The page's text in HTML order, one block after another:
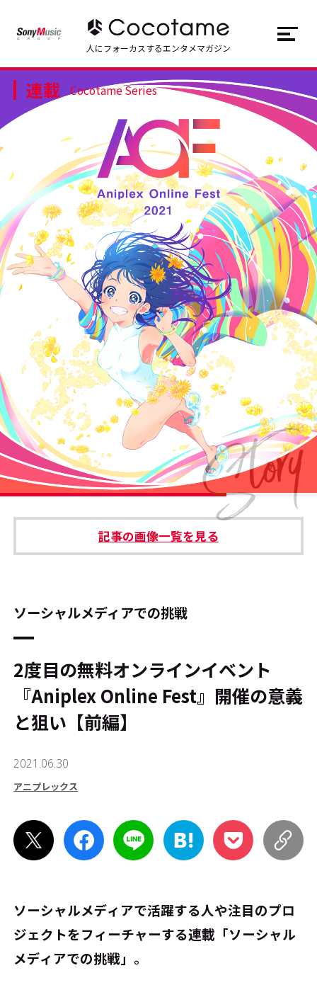
トップ Top
記事一覧 Articles
連載一覧 Series
Cocotameとは About
#エンタメ業界のちょっといい話
#サステナブルな取り組み #スタッフが語る
#リクルート
運営会社 プライバシーポリシー
本サイトご利用にあたって Cookie Settings
JP EN
人にフォーカスするエンタメマガジン
連載 Cocotame Series
記事の画像一覧を見る
ソーシャルメディアでの挑戦
2度目の無料オンラインイベント
『Aniplex Online Fest』――開催の意義
と狙い【前編】
2021.06.30
アニプレックス
ソーシャルメディアで活躍する人や注目のプロ
ジェクトをフィーチャーする連載「ソーシャル
メディアでの挑戦」。